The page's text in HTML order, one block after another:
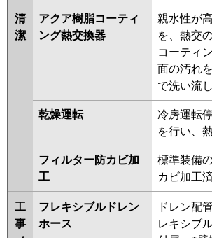
GP160RSHP4
RPK-
GP160RSHP3
FDKV1605HPA5SA
FDKV1605HPA5S
PA-P160K7KDBX
P160K7HDBX
PA-P160K7HDB
PA-P160K7HD
PA-P160K6CDB
PA-P160K6KDA
清
潔
アクア樹脂コーティ
ング熱交換器
親水性が
を、熱交
コーティ
面の汚れ
で洗い流
乾燥運転
冷房運転
を行い、
フィルター防カビ加
工
標準装備
カビ加工済
工
事
フレキシブルドレン
ホース
ドレン配
レキシブ